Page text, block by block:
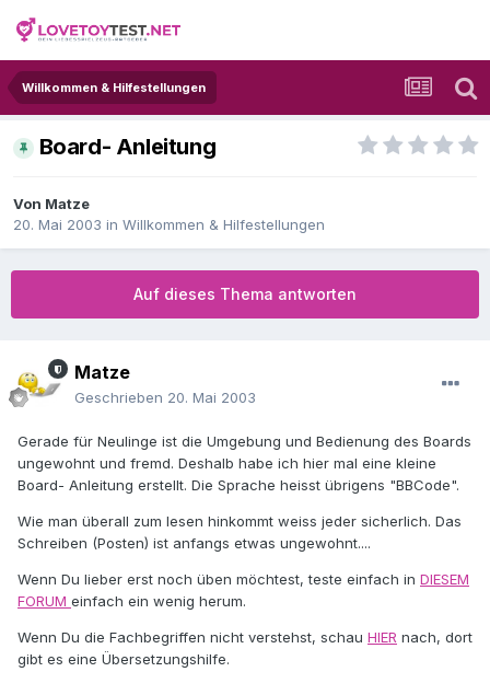
Willkommen & Hilfestellungen
Board- Anleitung
Von Matze
20. Mai 2003 in Willkommen & Hilfestellungen
Auf dieses Thema antworten
Matze
Geschrieben 20. Mai 2003
Gerade für Neulinge ist die Umgebung und Bedienung des Boards
ungewohnt und fremd. Deshalb habe ich hier mal eine kleine
Board- Anleitung erstellt. Die Sprache heisst übrigens "BBCode".
Wie man überall zum lesen hinkommt weiss jeder sicherlich. Das
Schreiben (Posten) ist anfangs etwas ungewohnt....
Wenn Du lieber erst noch üben möchtest, teste einfach in DIESEM
FORUM einfach ein wenig herum.
Wenn Du die Fachbegriffen nicht verstehst, schau HIER nach, dort
gibt es eine Übersetzungshilfe.